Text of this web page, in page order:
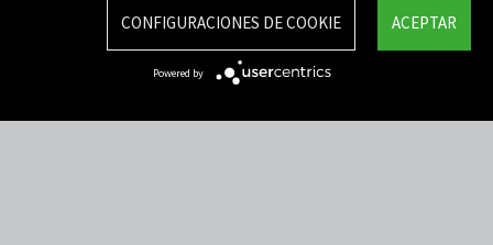
Mapa del sitio
Integrity Line
ACEPTAR
CONFIGURACIONES DE COOKIE
Powered by